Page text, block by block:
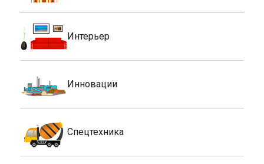
Интерьер
Инновации
Спецтехника